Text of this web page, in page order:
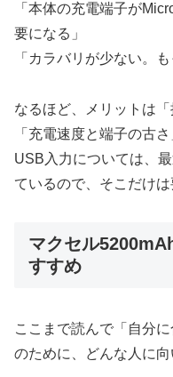
「本体の充電端子が
要になる」
「カラバリが少ない。
なるほど、メリットは
「充電速度と端子の古
USB入力については、
ているので、そこだけは
マクセル
すすめ
ここまで読んで「自分
のために、どんな人に向